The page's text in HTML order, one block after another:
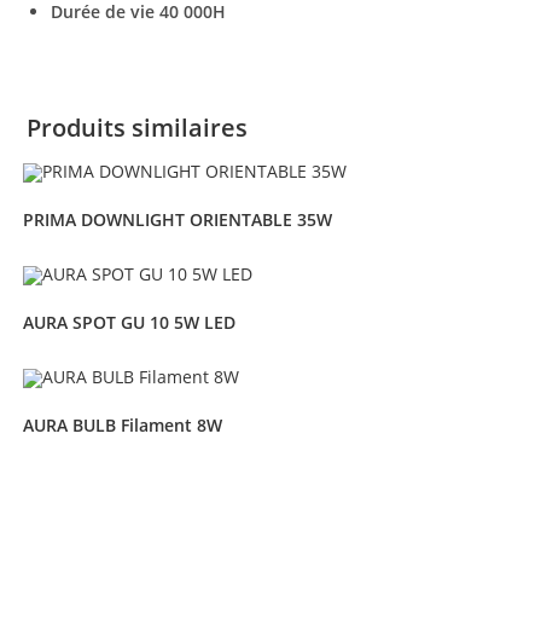
Durée de vie 40 000H
Produits similaires
PRIMA DOWNLIGHT ORIENTABLE 35W
AURA SPOT GU 10 5W LED
AURA BULB Filament 8W